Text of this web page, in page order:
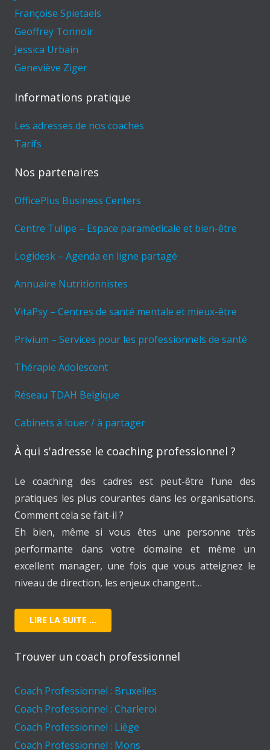
Françoise Spietaels
Geoffrey Tonnoir
Jessica Urbain
Geneviève Ziger
Informations pratique
Les adresses de nos coaches
Tarifs
Nos partenaires
OfficePlus Business Centers
Centre Tulipe – Espace paramédicale et bien-être
Logidesk – Agenda en ligne partagé
Annuaire Nutritionnistes
VitaPsy – Centres de santé mentale et mieux-être
Privium – Services pour les professionnels de santé
Thérapie Adolescent
Réseau TDAH Belgique
Cabinets à louer / à partager
À qui s'adresse le coaching professionnel ?
Le coaching des cadres est peut-être l’une des
pratiques les plus courantes dans les organisations.
Comment cela se fait-il ?
Eh bien, même si vous êtes une personne très
performante dans votre domaine et même un
excellent manager, une fois que vous atteignez le
niveau de direction, les enjeux changent…
LIRE LA SUITE …
Trouver un coach professionnel
Coach Professionnel : Bruxelles
Coach Professionnel : Charleroi
Coach Professionnel : Liège
Coach Professionnel : Mons